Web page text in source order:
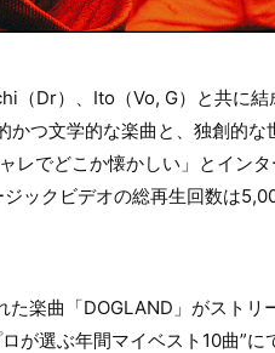
（Dr）、Ito（Vo, G）と共に結
かつ文学的な楽曲と、独創的な
レでどこか懐かしい」とイン
ックビデオの総再生回数は
楽曲「DOGLAND」がストリ
が選ぶ年間マイベスト10曲”に